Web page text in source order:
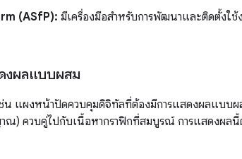
(ASfP): มีเครื่องมือสำหรับการพัฒนาและติดตั้งใช้
งผลแบบผสม
ช่น แผงหน้าปัดควบคุมดิจิทัลที่ต้องมีการแสดงผลแบบ
) ควบคู่ไปกับเนื้อหากราฟิกที่สมบูรณ์ การแสดงผลนี้